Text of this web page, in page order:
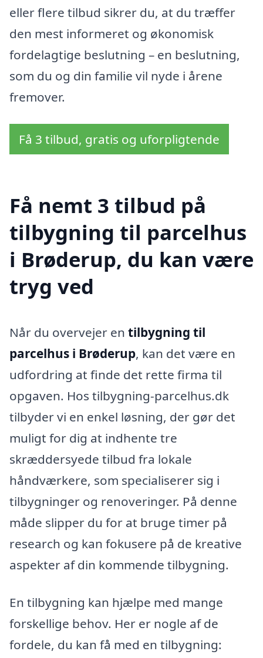
eller flere tilbud sikrer du, at du træffer
den mest informeret og økonomisk
fordelagtige beslutning – en beslutning,
som du og din familie vil nyde i årene
fremover.
Få 3 tilbud, gratis og uforpligtende
Få nemt 3 tilbud på
tilbygning til parcelhus
i Brøderup, du kan være
tryg ved
Når du overvejer en tilbygning til
parcelhus i Brøderup, kan det være en
udfordring at finde det rette firma til
opgaven. Hos tilbygning-parcelhus.dk
tilbyder vi en enkel løsning, der gør det
muligt for dig at indhente tre
skræddersyede tilbud fra lokale
håndværkere, som specialiserer sig i
tilbygninger og renoveringer. På denne
måde slipper du for at bruge timer på
research og kan fokusere på de kreative
aspekter af din kommende tilbygning.
En tilbygning kan hjælpe med mange
forskellige behov. Her er nogle af de
fordele, du kan få med en tilbygning: